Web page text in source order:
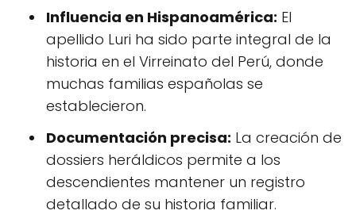
Influencia en Hispanoamérica: El
apellido Luri ha sido parte integral de la
historia en el Virreinato del Perú, donde
muchas familias españolas se
establecieron.
Documentación precisa: La creación de
dossiers heráldicos permite a los
descendientes mantener un registro
detallado de su historia familiar.